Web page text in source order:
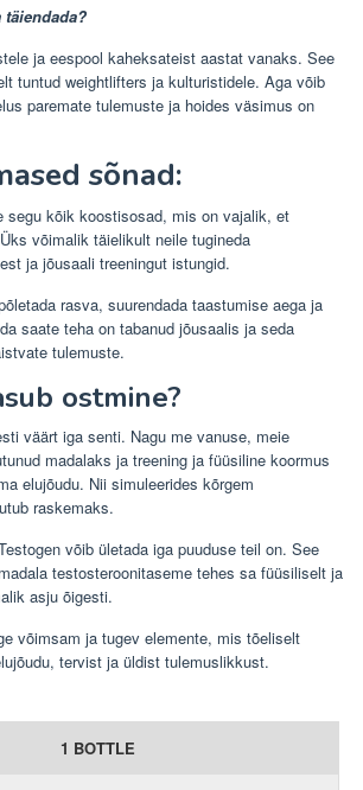
täiendada?
ja eespool kaheksateist aastat vanaks. See
tuntud weightlifters ja kulturistidele. Aga võib
paremate tulemuste ja hoides väsimus on
sõnad:
segu kõik koostisosad, mis on vajalik, et
võimalik täielikult neile tugineda
ja jõusaali treeningut istungid.
rasva, suurendada taastumise aega ja
saate teha on tabanud jõusaalis ja seda
tulemuste.
ostmine?
väärt iga senti. Nagu me vanuse, meie
madalaks ja treening ja füüsiline koormus
elujõudu. Nii simuleerides kõrgem
raskemaks.
võib ületada iga puuduse teil on. See
testosteroonitaseme tehes sa füüsiliselt ja
asju õigesti.
võimsam ja tugev elemente, mis tõeliselt
tervist ja üldist tulemuslikkust.
1 BOTTLE